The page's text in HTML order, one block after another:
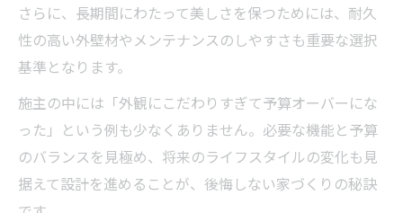
さらに、長期間にわたって美しさを保つためには、耐久
性の高い外壁材やメンテナンスのしやすさも重要な選択
基準となります。
施主の中には「外観にこだわりすぎて予算オーバーにな
った」という例も少なくありません。必要な機能と予算
のバランスを見極め、将来のライフスタイルの変化も見
据えて設計を進めることが、後悔しない家づくりの秘訣